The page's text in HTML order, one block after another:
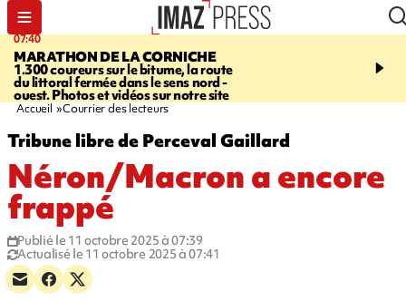
07:40
MARATHON DE LA CORNICHE
1.300 coureurs sur le bitume, la route
du littoral fermée dans le sens nord -
ouest. Photos et vidéos sur notre site
10:33
l’enfance - une
Accueil Courrier des lecteurs
Tribune libre de Perceval Gaillard
Néron/Macron a encore
frappé
Publié le 11 octobre 2025 à 07:39
Actualisé le 11 octobre 2025 à 07:41